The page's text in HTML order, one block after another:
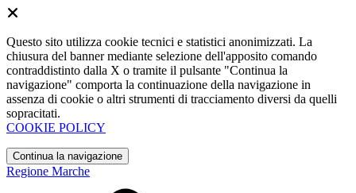
Questo sito utilizza cookie tecnici e statistici anonimizzati. La
chiusura del banner mediante selezione dell'apposito comando
contraddistinto dalla X o tramite il pulsante "Continua la
navigazione" comporta la continuazione della navigazione in
assenza di cookie o altri strumenti di tracciamento diversi da quelli
sopracitati.
COOKIE POLICY
Continua la navigazione
Regione Marche